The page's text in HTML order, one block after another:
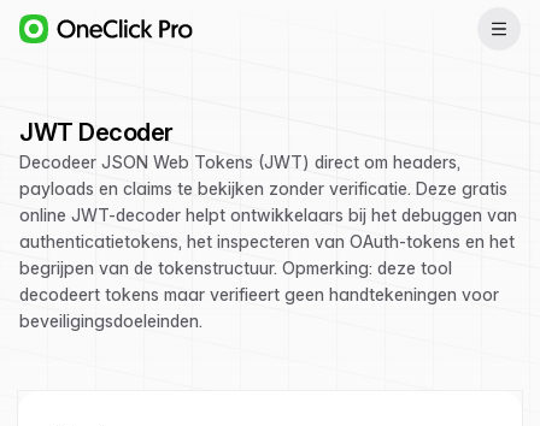
JWT Decoder
Decodeer JSON Web Tokens (JWT) direct om headers,
payloads en claims te bekijken zonder verificatie. Deze gratis
online JWT-decoder helpt ontwikkelaars bij het debuggen van
authenticatietokens, het inspecteren van OAuth-tokens en het
begrijpen van de tokenstructuur. Opmerking: deze tool
decodeert tokens maar verifieert geen handtekeningen voor
beveiligingsdoeleinden.